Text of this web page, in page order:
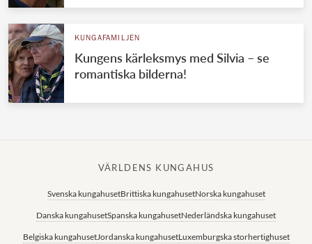
KUNGAFAMILJEN
Kungens kärleksmys med Silvia – se
romantiska bilderna!
VÄRLDENS KUNGAHUS
Svenska kungahusetBrittiska kungahusetNorska kungahuset
Danska kungahusetSpanska kungahusetNederländska kungahuset
Belgiska kungahusetJordanska kungahusetLuxemburgska storhertighuset